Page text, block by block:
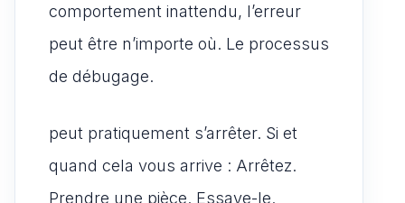
comportement inattendu, l’erreur
peut être n’importe où. Le processus
de débugage.
peut pratiquement s’arrêter. Si et
quand cela vous arrive : Arrêtez.
Prendre une pièce. Essaye-le.